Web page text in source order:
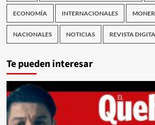
ECONOMÍA INTERNACIONALES
NACIONALES NOTICIAS REVISTA
Te pueden interesar